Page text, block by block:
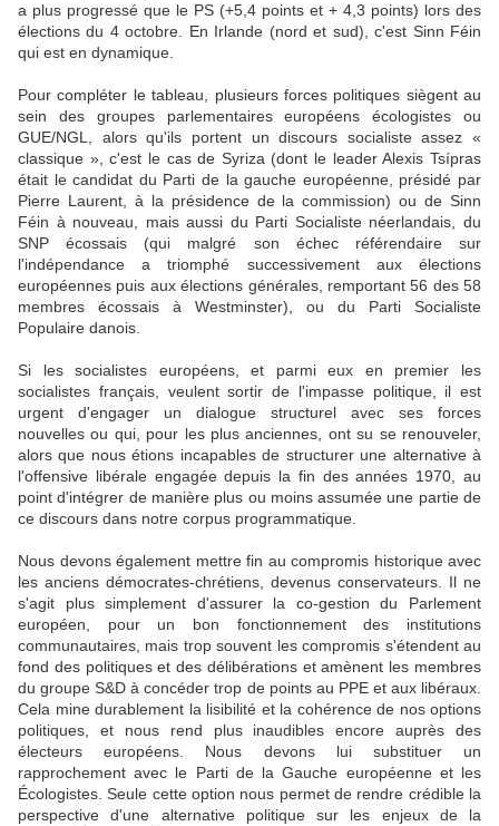
a plus progressé que le PS (+5,4 points et + 4,3 points) lors des
élections du 4 octobre. En Irlande (nord et sud), c'est Sinn Féin
qui est en dynamique.
Pour compléter le tableau, plusieurs forces politiques siègent au
sein des groupes parlementaires européens écologistes ou
GUE/NGL, alors qu'ils portent un discours socialiste assez «
classique », c'est le cas de Syriza (dont le leader Alexis Tsípras
était le candidat du Parti de la gauche européenne, présidé par
Pierre Laurent, à la présidence de la commission) ou de Sinn
Féin à nouveau, mais aussi du Parti Socialiste néerlandais, du
SNP écossais (qui malgré son échec référendaire sur
l'indépendance a triomphé successivement aux élections
européennes puis aux élections générales, remportant 56 des 58
membres écossais à Westminster), ou du Parti Socialiste
Populaire danois.
Si les socialistes européens, et parmi eux en premier les
socialistes français, veulent sortir de l'impasse politique, il est
urgent d'engager un dialogue structurel avec ses forces
nouvelles ou qui, pour les plus anciennes, ont su se renouveler,
alors que nous étions incapables de structurer une alternative à
l'offensive libérale engagée depuis la fin des années 1970, au
point d'intégrer de manière plus ou moins assumée une partie de
ce discours dans notre corpus programmatique.
Nous devons également mettre fin au compromis historique avec
les anciens démocrates-chrétiens, devenus conservateurs. Il ne
s'agit plus simplement d'assurer la co-gestion du Parlement
européen, pour un bon fonctionnement des institutions
communautaires, mais trop souvent les compromis s'étendent au
fond des politiques et des délibérations et amènent les membres
du groupe S&D à concéder trop de points au PPE et aux libéraux.
Cela mine durablement la lisibilité et la cohérence de nos options
politiques, et nous rend plus inaudibles encore auprès des
électeurs européens. Nous devons lui substituer un
rapprochement avec le Parti de la Gauche européenne et les
Écologistes. Seule cette option nous permet de rendre crédible la
perspective d'une alternative politique sur les enjeux de la